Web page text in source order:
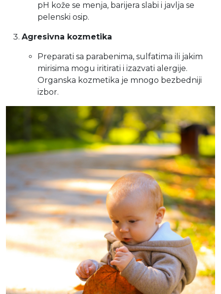
pH kože se menja, barijera slabi i javlja se
pelenski osip.
Agresivna kozmetika
Preparati sa parabenima, sulfatima ili jakim
mirisima mogu iritirati i izazvati alergije.
Organska kozmetika je mnogo bezbedniji
izbor.